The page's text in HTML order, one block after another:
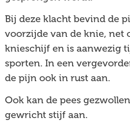
Bij deze klacht bevind de
voorzijde van de knie, net
knieschijf en is aanwezig
sporten. In een
de pijn ook in rust aan.
Ook kan de pees
gewricht stijf aan.